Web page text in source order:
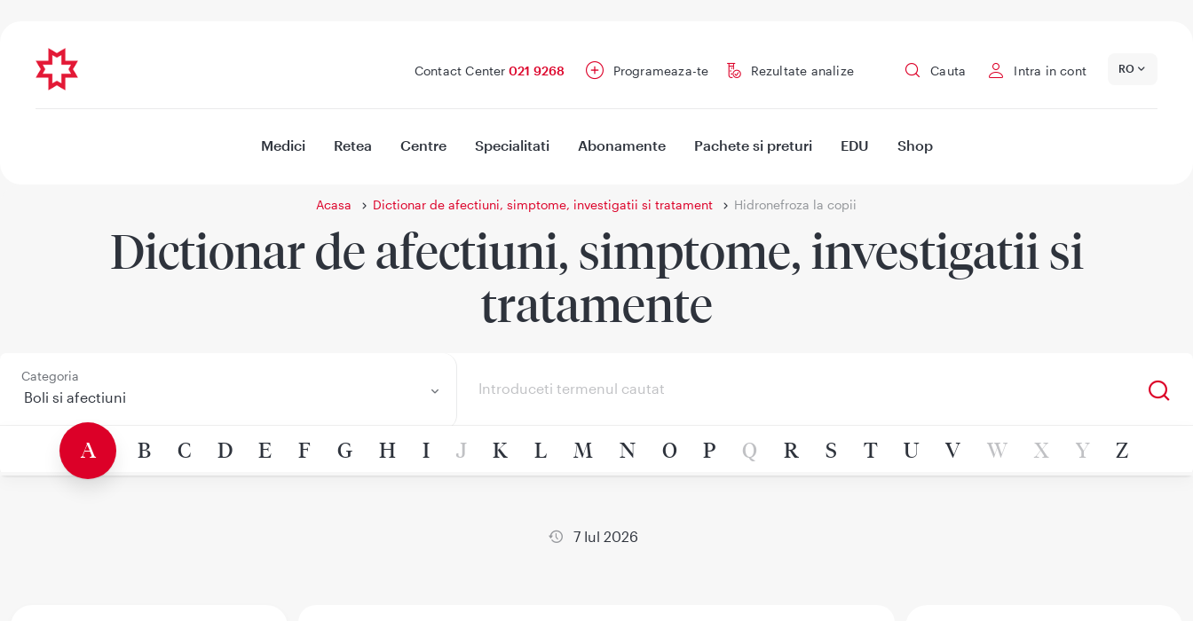
Contact Center 021 9268 Programeaza-te Rezultate analize Cauta Intra in cont RO
Medici Retea Centre Specialitati Abonamente Pachete si preturi EDU Shop
Acasa Dictionar de afectiuni, simptome, investigatii si tratament Hidronefroza la copii
Dictionar de afectiuni, simptome, investigatii si
tratamente
Categoria
A B C D E F G H I J K L M N O P Q R S T U V W X Y Z
7 Iul 2026